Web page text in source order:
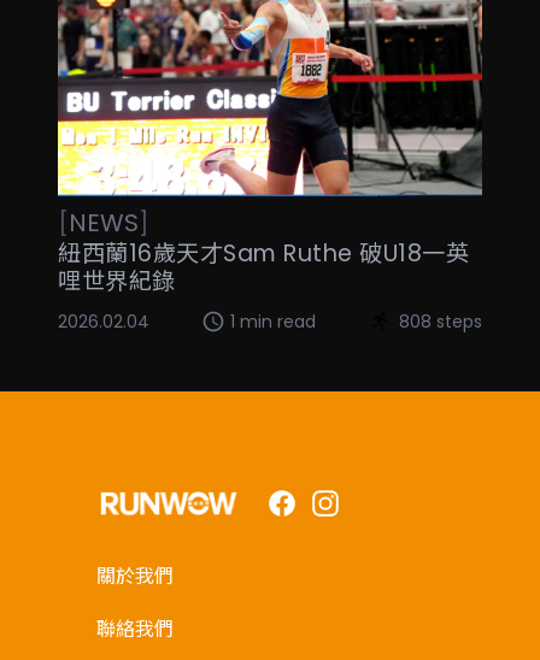
[NEWS]
紐西蘭16歲天才Sam Ruthe 破U18一英
哩世界紀錄
2026.02.04 1 min read 808 steps
FacebookInstagram
關於我們
聯絡我們